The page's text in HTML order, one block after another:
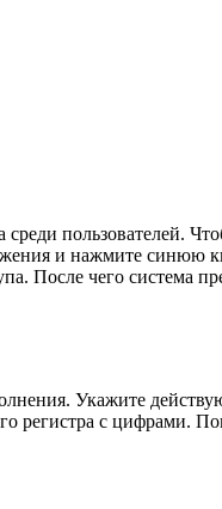
среди пользователей.
и нажмите синюю
После чего система
Укажите
регистра с цифрами.